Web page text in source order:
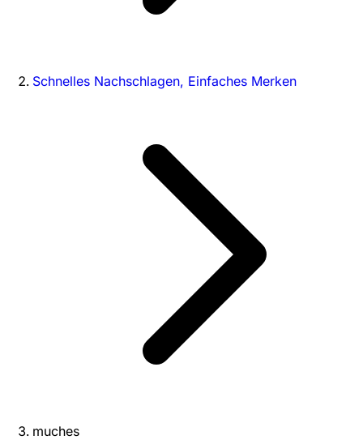
Schnelles Nachschlagen, Einfaches Merken
muches